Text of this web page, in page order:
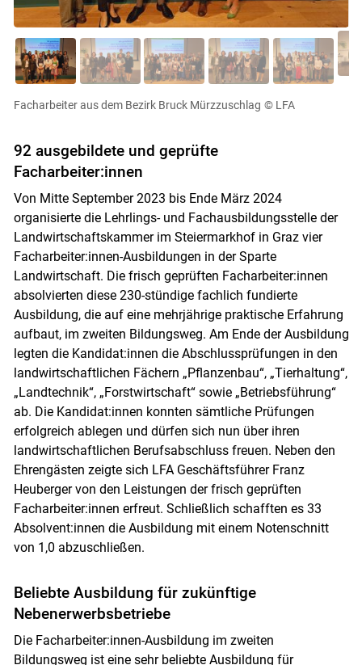
Facharbeiter aus dem Bezirk Bruck Mürzzuschlag © LFA
92 ausgebildete und geprüfte
Facharbeiter:innen
Von Mitte September 2023 bis Ende März 2024
organisierte die Lehrlings- und Fachausbildungsstelle der
Landwirtschaftskammer im Steiermarkhof in Graz vier
Facharbeiter:innen-Ausbildungen in der Sparte
Landwirtschaft. Die frisch geprüften Facharbeiter:innen
absolvierten diese 230-stündige fachlich fundierte
Ausbildung, die auf eine mehrjährige praktische Erfahrung
aufbaut, im zweiten Bildungsweg. Am Ende der Ausbildung
legten die Kandidat:innen die Abschlussprüfungen in den
landwirtschaftlichen Fächern „Pflanzenbau“, „Tierhaltung“,
„Landtechnik“, „Forstwirtschaft“ sowie „Betriebsführung“
ab. Die Kandidat:innen konnten sämtliche Prüfungen
erfolgreich ablegen und dürfen sich nun über ihren
landwirtschaftlichen Berufsabschluss freuen. Neben den
Ehrengästen zeigte sich LFA Geschäftsführer Franz
Heuberger von den Leistungen der frisch geprüften
Facharbeiter:innen erfreut. Schließlich schafften es 33
Absolvent:innen die Ausbildung mit einem Notenschnitt
von 1,0 abzuschließen.
Beliebte Ausbildung für zukünftige
Nebenerwerbsbetriebe
Die Facharbeiter:innen-Ausbildung im zweiten
Bildungsweg ist eine sehr beliebte Ausbildung für